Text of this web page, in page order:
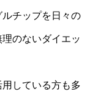
チップを日々の
のないダイエッ
している方も多